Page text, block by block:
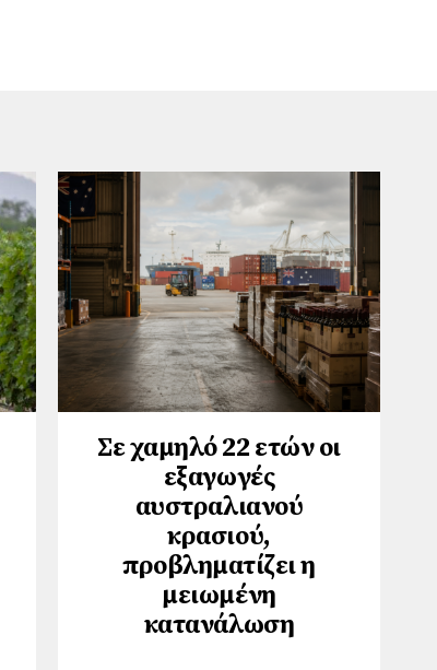
Σε χαμηλό 22 ετών οι
εξαγωγές
αυστραλιανού
κρασιού,
προβληματίζει η
μειωμένη
κατανάλωση